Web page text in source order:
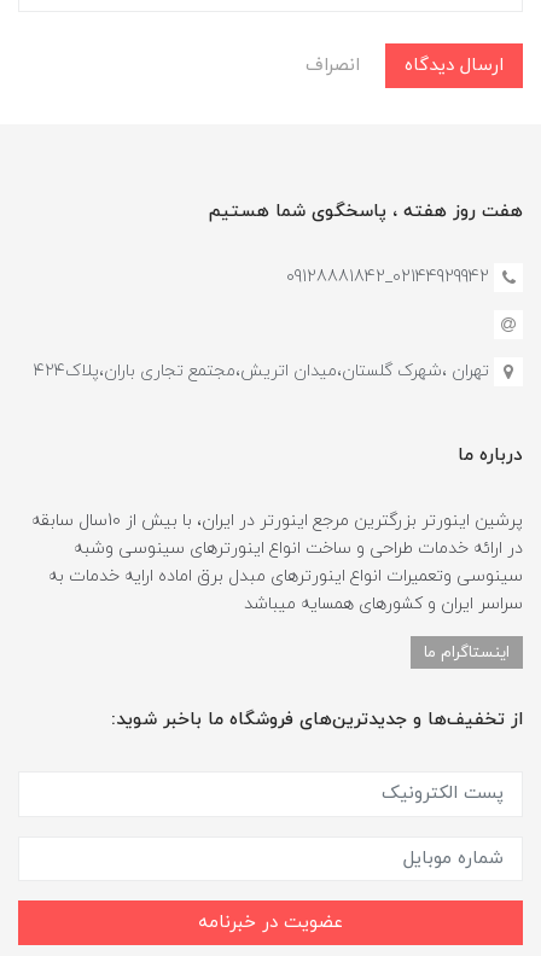
ارسال دیدگاه انصراف
هفت روز هفته ، پاسخگوی شما هستیم
02144929942_09128881842
تهران ،شهرک گلستان،میدان اتریش،مجتمع تجاری باران،پلاک۴۲۴
درباره ما
پرشین اینورتر بزرگترین مرجع اینورتر در ایران، با بیش از 10سال سابقه
در ارائه خدمات طراحی و ساخت انواع اینورترهای سینوسی وشبه
سینوسی وتعمیرات انواع اینورترهای مبدل برق اماده ارایه خدمات به
سراسر ایران و کشورهای همسایه میباشد
اینستاگرام ما
از تخفیف‌ها و جدیدترین‌های فروشگاه ما باخبر شوید:
عضویت در خبرنامه